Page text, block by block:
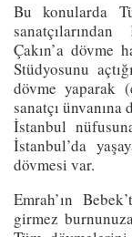
Bu konularda
sanatçılarından
Çakın’a dövme
Stüdyosunu
dövme yaparak
sanatçı ünvanına
İstanbul
İstanbul’da
dövmesi var.
Emrah’ın
girmez